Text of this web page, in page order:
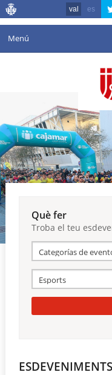
val es
Menú
Instal·lacions
Comunicació
València en esport
Reserves
Què fer
Troba el teu